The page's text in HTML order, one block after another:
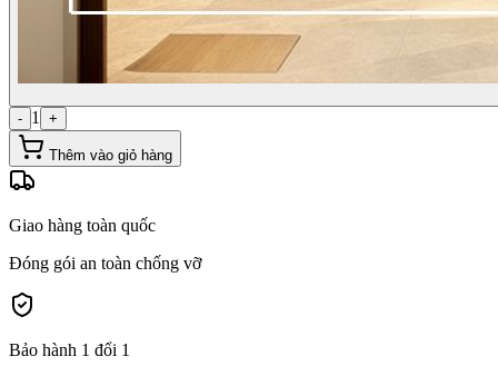
- 1 +
Thêm vào giỏ hàng
Giao hàng toàn quốc
Đóng gói an toàn chống vỡ
Bảo hành 1 đổi 1